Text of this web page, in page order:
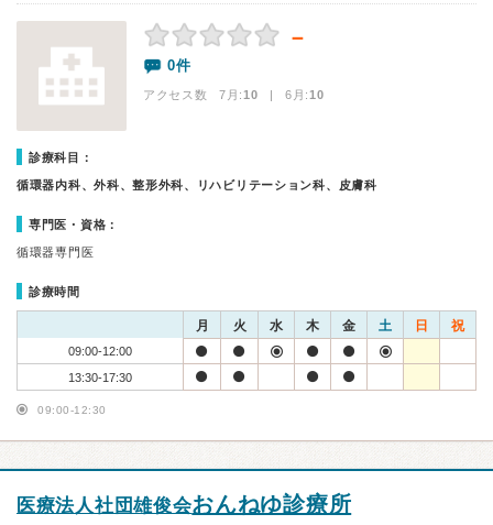
－
0件
アクセス数 7月:10 | 6月:10
診療科目：
循環器内科、外科、整形外科、リハビリテーション科、皮膚科
専門医・資格：
循環器専門医
診療時間
月 火 水 木 金 土 日 祝
09:00-12:00
13:30-17:30
09:00-12:30
医療法人社団雄俊会おんねゆ診療所